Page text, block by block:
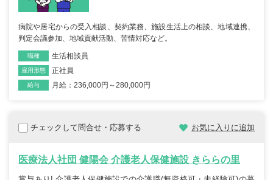
病院や居宅からの受入相談、契約業務、施設生活上の相談、地域連携、
判定会議参加、地域貢献活動、苦情対応など。
職種 生活相談員
雇用形態 正社員
給与 月給：236,000円～280,000円
チェックして問合せ・応募する お気に入りに追加
医療法人社団 健陽会 介護老人保健施設 きららの里